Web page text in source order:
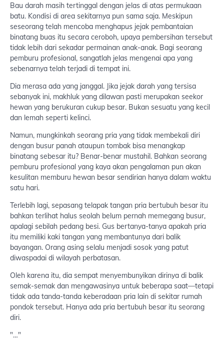
Bau darah masih tertinggal dengan jelas di atas permukaan
batu. Kondisi di area sekitarnya pun sama saja. Meskipun
seseorang telah mencoba menghapus jejak pembantaian
binatang buas itu secara ceroboh, upaya pembersihan tersebut
tidak lebih dari sekadar permainan anak-anak. Bagi seorang
pemburu profesional, sangatlah jelas mengenai apa yang
sebenarnya telah terjadi di tempat ini.
Dia merasa ada yang janggal. Jika jejak darah yang tersisa
sebanyak ini, makhluk yang dilawan pasti merupakan seekor
hewan yang berukuran cukup besar. Bukan sesuatu yang kecil
dan lemah seperti kelinci.
Namun, mungkinkah seorang pria yang tidak membekali diri
dengan busur panah ataupun tombak bisa menangkap
binatang sebesar itu? Benar-benar mustahil. Bahkan seorang
pemburu profesional yang kaya akan pengalaman pun akan
kesulitan memburu hewan besar sendirian hanya dalam waktu
satu hari.
Terlebih lagi, sepasang telapak tangan pria bertubuh besar itu
bahkan terlihat halus seolah belum pernah memegang busur,
apalagi sebilah pedang besi. Gus bertanya-tanya apakah pria
itu memiliki kaki tangan yang membantunya dari balik
bayangan. Orang asing selalu menjadi sosok yang patut
diwaspadai di wilayah perbatasan.
Oleh karena itu, dia sempat menyembunyikan dirinya di balik
semak-semak dan mengawasinya untuk beberapa saat—tetapi
tidak ada tanda-tanda keberadaan pria lain di sekitar rumah
pondok tersebut. Hanya ada pria bertubuh besar itu seorang
diri.
"…"